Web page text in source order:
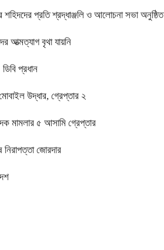
প্রতি শ্রদ্ধাঞ্জলি ও আলোচনা সভা অনুষ্ঠিত
আত্মত্যাগ বৃথা যায়নি
প্রধান
উদ্ধার, গ্রেপ্তার ২
মামলার ৫ আসামি গ্রেপ্তার
জোরদার